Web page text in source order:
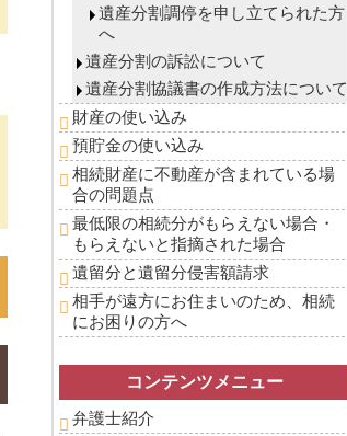
遺産分割調停を申し立てられた方
へ
遺産分割の訴訟について
遺産分割協議書の作成方法について
財産の使い込み
預貯金の使い込み
相続財産に不動産が含まれている場
合の問題点
最低限の相続分がもらえない場合・
もらえないと指摘された場合
遺留分と遺留分侵害額請求
相手が遠方にお住まいのため、相続
にお困りの方へ
コンテンツメニュー
弁護士紹介